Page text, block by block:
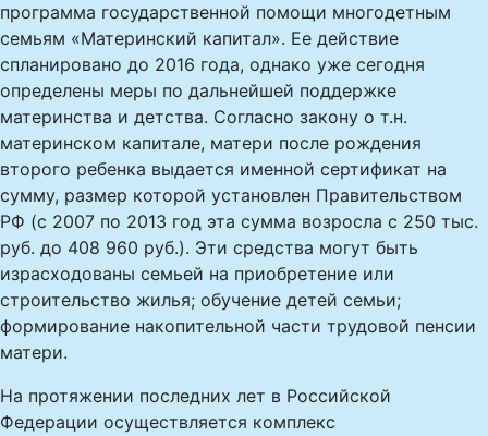
программа государственной помощи многодетным
семьям «Материнский капитал». Ее действие
спланировано до 2016 года, однако уже сегодня
определены меры по дальнейшей поддержке
материнства и детства. Согласно закону о т.н.
материнском капитале, матери после рождения
второго ребенка выдается именной сертификат на
сумму, размер которой установлен Правительством
РФ (с 2007 по 2013 год эта сумма возросла с 250 тыс.
руб. до 408 960 руб.). Эти средства могут быть
израсходованы семьей на приобретение или
строительство жилья; обучение детей семьи;
формирование накопительной части трудовой пенсии
матери.
На протяжении последних лет в Российской
Федерации осуществляется комплекс